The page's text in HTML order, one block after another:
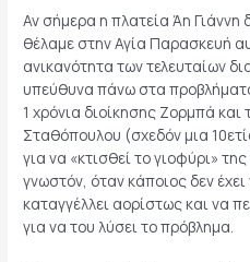
Αν σήμερα η πλατεία Άη Γιάννη
θέλαμε στην Αγία Παρασκευή
ανικανότητα των τελευταίων
υπεύθυνα πάνω στα
1 χρόνια διοίκησης Ζορμπά και
Σταθόπουλου (σχεδόν μια
για να «κτισθεί το γιοφύρι»
γνωστόν, όταν κάποιος δεν
καταγγέλλει αορίστως και να
για να του λύσει το πρόβλημα.